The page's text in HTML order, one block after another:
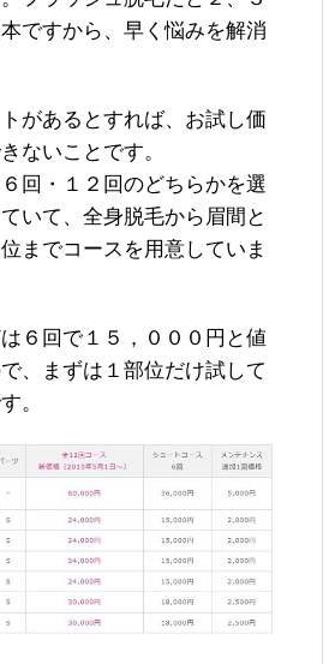
ですから、早く悩みを解消
があるとすれば、お試し価
ないことです。
回・１２回のどちらかを選
いて、全身脱毛から眉間と
までコースを用意していま
６回で１５，０００円と値
、まずは１部位だけ試して
。